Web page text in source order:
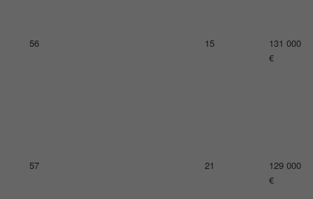
60 18
123 000
€
61 9
122 000
€